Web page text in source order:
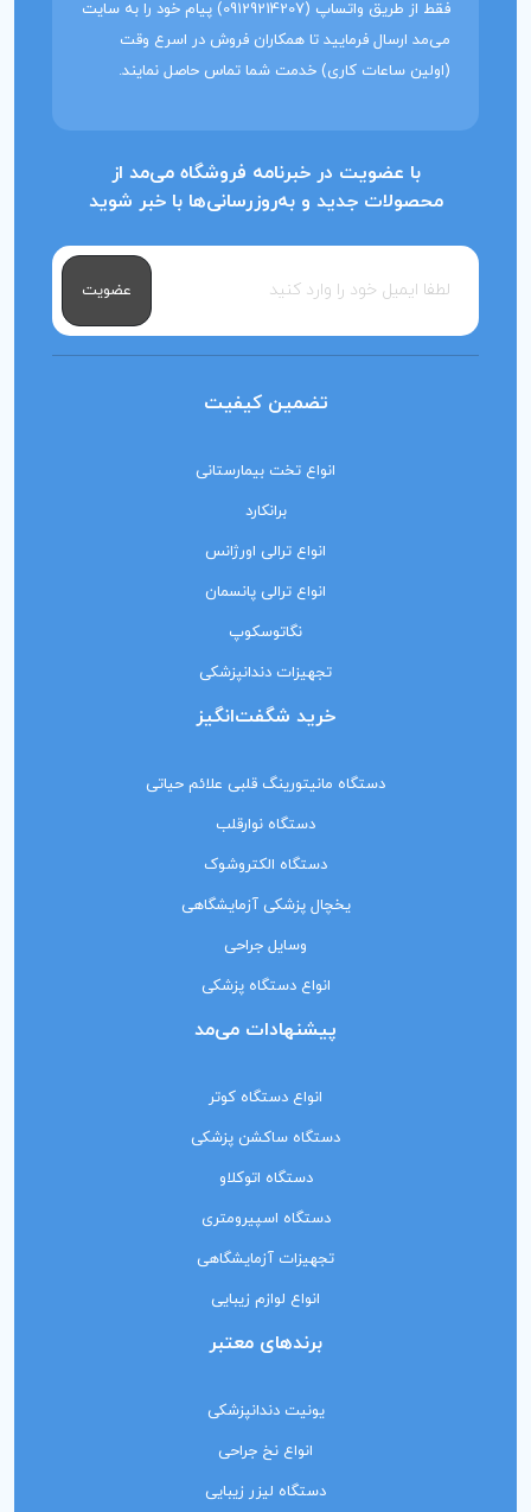
فقط از طریق واتساپ (09129214207) پیام خود را به سایت
می‌مد ارسال فرمایید تا همکاران فروش در اسرع وقت
(اولین ساعات کاری) خدمت شما تماس حاصل نمایند.
با عضویت در خبرنامه فروشگاه می‌مد از
محصولات جدید و به‌روزرسانی‌ها با خبر شوید
عضویت
تضمین کیفیت
انواع تخت بیمارستانی
برانکارد
انواع ترالی اورژانس
انواع ترالی پانسمان
نگاتوسکوپ
تجهیزات دندانپزشکی
خرید شگفت‌انگیز
دستگاه مانیتورینگ‌ قلبی علائم حیاتی
دستگاه نوارقلب
دستگاه الکتروشوک
یخچال پزشکی آزمایشگاهی
وسایل جراحی
انواع دستگاه پزشکی
پیشنهادات می‌مد
انواع دستگاه کوتر
دستگاه ساکشن پزشکی
دستگاه اتوکلاو
دستگاه اسپیرومتری
تجهیزات آزمایشگاهی
انواع لوازم زیبایی
برندهای معتبر
یونیت دندانپزشکی
انواع نخ جراحی
دستگاه لیزر زیبایی